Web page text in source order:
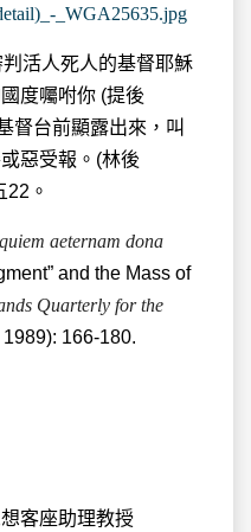
_WGA25635.jpg
活人死人的基督耶穌
度囑咐你 (提後
督台前顯露出來，叫
惡受報。(林後
。
aeternam dona
and the Mass of
Quarterly for the
166-180.
客座助理教授